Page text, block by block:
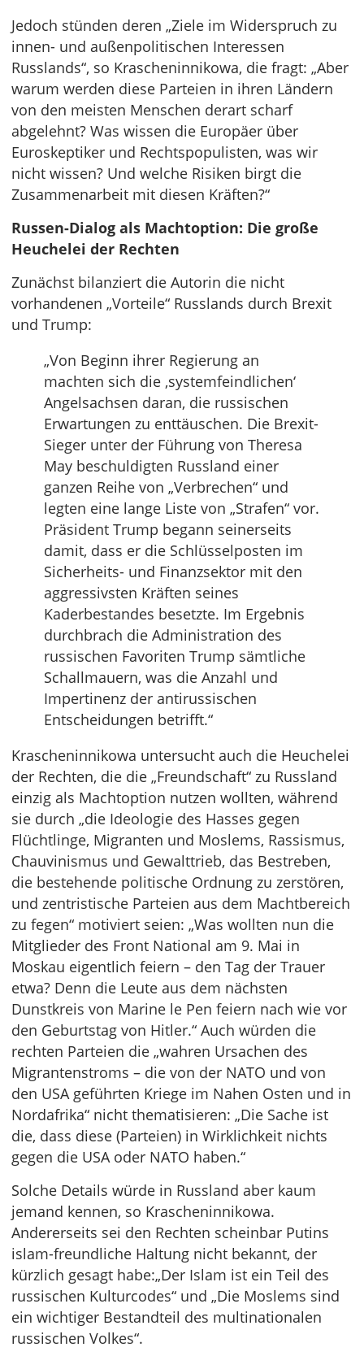
Jedoch stünden deren „Ziele im Widerspruch zu
innen- und außenpolitischen Interessen
Russlands“, so Krascheninnikowa, die fragt: „Aber
warum werden diese Parteien in ihren Ländern
von den meisten Menschen derart scharf
abgelehnt? Was wissen die Europäer über
Euroskeptiker und Rechtspopulisten, was wir
nicht wissen? Und welche Risiken birgt die
Zusammenarbeit mit diesen Kräften?“
Russen-Dialog als Machtoption: Die große
Heuchelei der Rechten
Zunächst bilanziert die Autorin die nicht
vorhandenen „Vorteile“ Russlands durch Brexit
und Trump:
„Von Beginn ihrer Regierung an
machten sich die ‚systemfeindlichen‘
Angelsachsen daran, die russischen
Erwartungen zu enttäuschen. Die Brexit-
Sieger unter der Führung von Theresa
May beschuldigten Russland einer
ganzen Reihe von „Verbrechen“ und
legten eine lange Liste von „Strafen“ vor.
Präsident Trump begann seinerseits
damit, dass er die Schlüsselposten im
Sicherheits- und Finanzsektor mit den
aggressivsten Kräften seines
Kaderbestandes besetzte. Im Ergebnis
durchbrach die Administration des
russischen Favoriten Trump sämtliche
Schallmauern, was die Anzahl und
Impertinenz der antirussischen
Entscheidungen betrifft.“
Krascheninnikowa untersucht auch die Heuchelei
der Rechten, die die „Freundschaft“ zu Russland
einzig als Machtoption nutzen wollten, während
sie durch „die Ideologie des Hasses gegen
Flüchtlinge, Migranten und Moslems, Rassismus,
Chauvinismus und Gewalttrieb, das Bestreben,
die bestehende politische Ordnung zu zerstören,
und zentristische Parteien aus dem Machtbereich
zu fegen“ motiviert seien: „Was wollten nun die
Mitglieder des Front National am 9. Mai in
Moskau eigentlich feiern – den Tag der Trauer
etwa? Denn die Leute aus dem nächsten
Dunstkreis von Marine le Pen feiern nach wie vor
den Geburtstag von Hitler.“ Auch würden die
rechten Parteien die „wahren Ursachen des
Migrantenstroms – die von der NATO und von
den USA geführten Kriege im Nahen Osten und in
Nordafrika“ nicht thematisieren: „Die Sache ist
die, dass diese (Parteien) in Wirklichkeit nichts
gegen die USA oder NATO haben.“
Solche Details würde in Russland aber kaum
jemand kennen, so Krascheninnikowa.
Andererseits sei den Rechten scheinbar Putins
islam-freundliche Haltung nicht bekannt, der
kürzlich gesagt habe:„Der Islam ist ein Teil des
russischen Kulturcodes“ und „Die Moslems sind
ein wichtiger Bestandteil des multinationalen
russischen Volkes“.